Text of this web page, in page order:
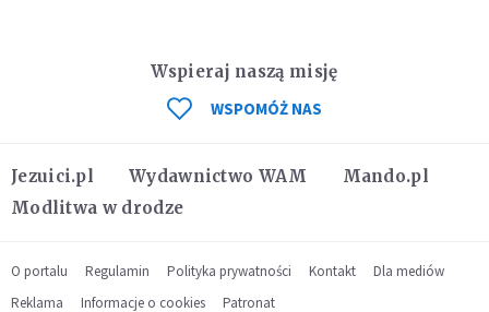
Jezuici.pl Wydawnictwo WAM
Mando.pl
Modlitwa w drodze
Wspieraj naszą misję
WSPOMÓŻ NAS
O portalu Regulamin Polityka prywatności Kontakt
Dla mediów
Reklama
Informacje o cookies Patronat